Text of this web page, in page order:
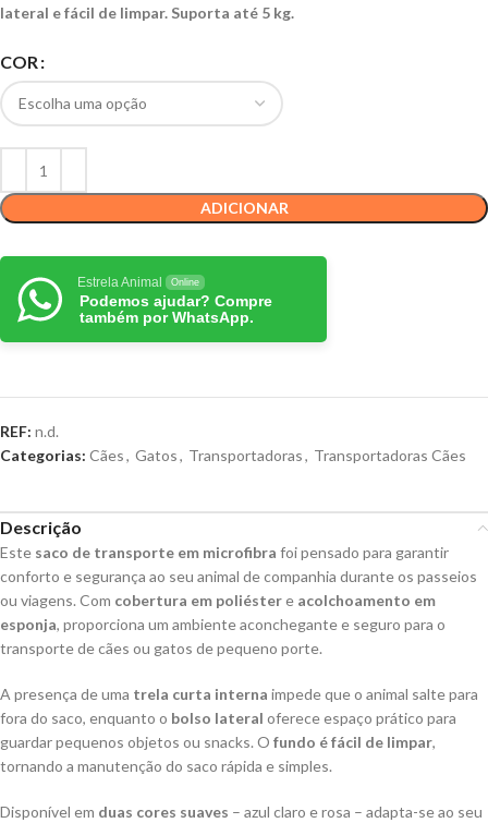
lateral e fácil de limpar. Suporta até 5 kg.
COR
ADICIONAR
Estrela Animal Online
Podemos ajudar? Compre
também por WhatsApp.
REF: n.d.
Categorias: Cães, Gatos, Transportadoras, Transportadoras Cães
Descrição
Este saco de transporte em microfibra foi pensado para garantir
conforto e segurança ao seu animal de companhia durante os passeios
ou viagens. Com cobertura em poliéstere acolchoamento em
esponja, proporciona um ambiente aconchegante e seguro para o
transporte de cães ou gatos de pequeno porte.
A presença de uma trela curta interna impede que o animal salte para
fora do saco, enquanto o bolso lateral oferece espaço prático para
guardar pequenos objetos ou snacks. O fundo é fácil de limpar,
tornando a manutenção do saco rápida e simples.
Disponível em duas cores suaves – azul claro e rosa – adapta-se ao seu